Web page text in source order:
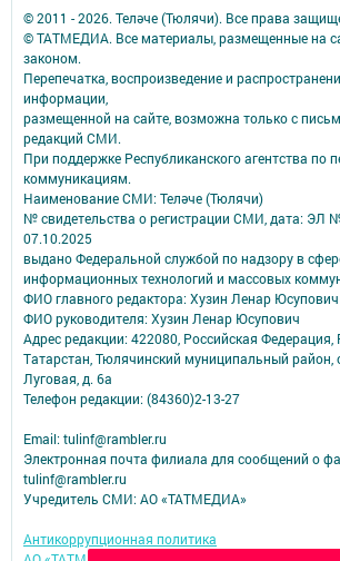
© 2011 - 2026. Теләче (Тюлячи). Все права
© ТАТМЕДИА. Все материалы, размещенные на
законом.
Перепечатка, воспроизведение и
информации,
размещенной на сайте, возможна только с
редакций СМИ.
При поддержке Республиканского агентства по
коммуникациям.
Наименование СМИ: Теләче (Тюлячи)
№ свидетельства о регистрации СМИ, дата: ЭЛ
07.10.2025
выдано Федеральной службой по надзору в
информационных технологий и массовых
ФИО главного редактора: Хузин Ленар Юсупович
ФИО руководителя: Хузин Ленар Юсупович
Адрес редакции: 422080, Российская Федерация,
Татарстан, Тюлячинский муниципальный район,
Луговая, д. 6а
Телефон редакции: (84360)2-⁠13-⁠27
Email: tulinf@rambler.ru
Электронная почта филиала для сообщений о
tulinf@rambler.ru
Учредитель СМИ: АО «ТАТМЕДИА»
Антикоррупционная политика